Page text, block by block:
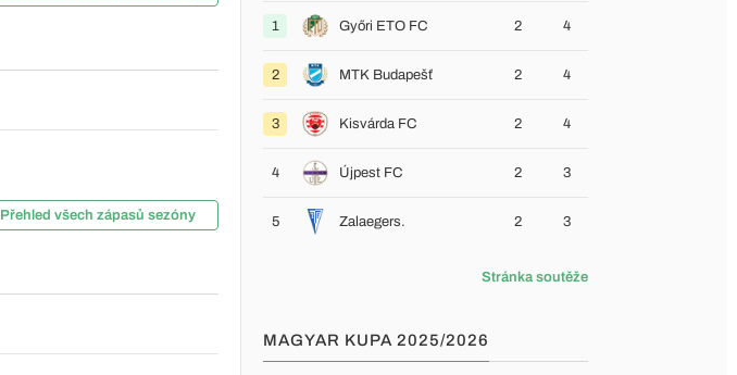
Přehled všech zápasů sezóny
1 Győri ETO FC 2 4
2 MTK Budapešť 2 4
3 Kisvárda FC 2 4
4 Újpest FC 2 3
5 Zalaegers. 2 3
Stránka soutěže
MAGYAR KUPA 2025/2026